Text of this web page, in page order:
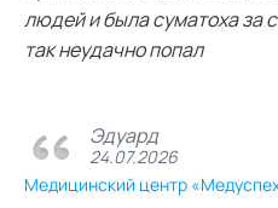
людей и была суматоха за
так неудачно попал
Эдуард
24.07.2026
Медицинский центр